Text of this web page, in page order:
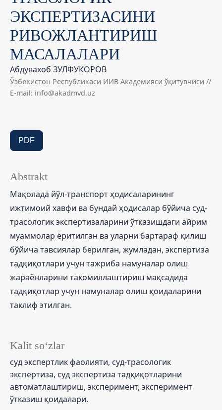
ЭКСПЕРТИЗАСИНИ
РИВОЖЛАНТИРИШ
МАСАЛАЛАРИ
Абдувахоб ЗУЛФУКОРОВ
Ўзбекистон Республикаси ИИВ Академияси ўқитувчиси //
E-mail: info@akadmvd.uz
PDF
Kalit so‘zlar
суд экспертлик фаолияти, суд-трасологик
экспертиза, суд экспертиза тадқиқотларини
автоматлаштириш, эксперимент, эксперимент
ўтказиш қоидалари.
Abstrakt
Мақолада йўл-транспорт ҳодисаларининг
ижтимоий хавфи ва бундай ҳодисалар бўйича суд-
трасологик экспертизаларини ўтказишдаги айрим
муаммолар ёритилган ва уларни бартараф қилиш
бўйича тавсиялар берилган, жумладан, экспертиза
тадқиқотлари учун тажриба намуналар олиш
жараёнларини такомиллаштириш мақсадида
тадқиқотлар учун намуналар олиш қоидаларини
таклиф этилган.